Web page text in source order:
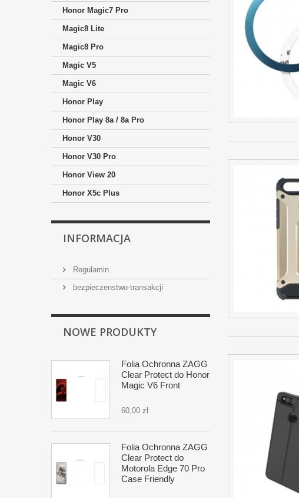
Honor Magic7 Pro
Magic8 Lite
Magic8 Pro
Magic V5
Magic V6
Honor Play
Honor Play 8a / 8a Pro
Honor V30
Honor V30 Pro
Honor View 20
Honor X5c Plus
INFORMACJA
Regulamin
bezpieczenstwo-transakcji
NOWE PRODUKTY
Folia Ochronna ZAGG
Clear Protect do Honor
Magic V6 Front
60,00 zł
Folia Ochronna ZAGG
Clear Protect do
Motorola Edge 70 Pro
Case Friendly